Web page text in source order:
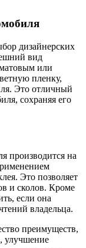
дизайнерских
вид
или
пленку,
Это отличный
сохраняя его
производится на
Это позволяет
и сколов. Кроме
если она
владельца.
преимуществ,
улучшение